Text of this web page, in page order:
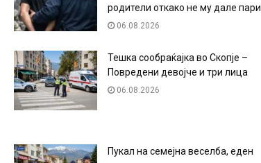
родители откако не му дале пари
06.08.2026
Тешка сообраќајка во Скопје –
Повредени девојче и три лица
06.08.2026
Пукал на семејна веселба, еден